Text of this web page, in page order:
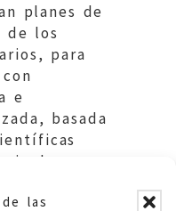
las
planes de
de los
para
e
basada
de
género